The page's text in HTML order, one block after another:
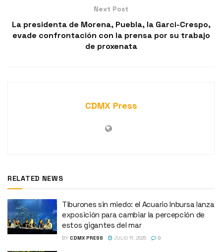
Next Post
La presidenta de Morena, Puebla, la Garci-Crespo,
evade confrontación con la prensa por su trabajo
de proxenata
CDMX Press
RELATED NEWS
Tiburones sin miedo: el Acuario Inbursa lanza
exposición para cambiar la percepción de
estos gigantes del mar
BY CDMX PRESS JULIO 11, 2025 0